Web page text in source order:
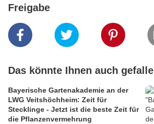
Freigabe
Das könnte Ihnen auch
Bayerische Gartenakademie an der
LWG Veitshöchheim: Zeit für
Stecklinge - Jetzt ist die beste Zeit für
die Pflanzenvermehrung